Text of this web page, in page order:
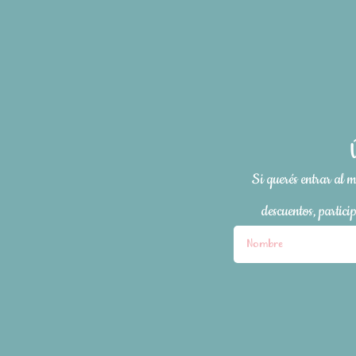
Si querés entrar al
descuentos,